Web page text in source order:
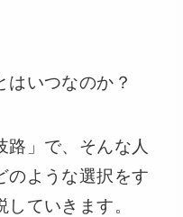
はいつなのか？
路」で、そんな人
のような選択をす
ていきます。